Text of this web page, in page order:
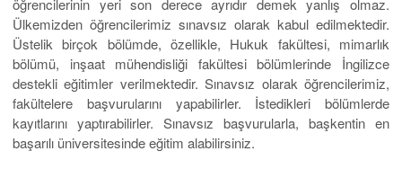
öğrencilerinin yeri son derece ayrıdır demek yanlış olmaz.
Ülkemizden öğrencilerimiz sınavsız olarak kabul edilmektedir.
Üstelik birçok bölümde, özellikle, Hukuk fakültesi, mimarlık
bölümü, inşaat mühendisliği fakültesi bölümlerinde İngilizce
destekli eğitimler verilmektedir. Sınavsız olarak öğrencilerimiz,
fakültelere başvurularını yapabilirler. İstedikleri bölümlerde
kayıtlarını yaptırabilirler. Sınavsız başvurularla, başkentin en
başarılı üniversitesinde eğitim alabilirsiniz.